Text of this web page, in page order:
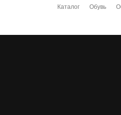
Каталог Обувь